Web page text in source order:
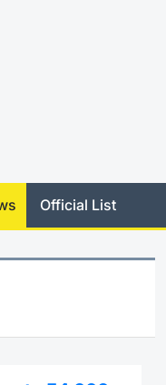
Official List